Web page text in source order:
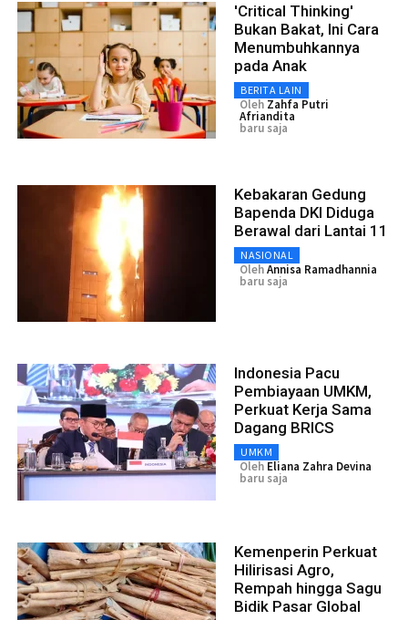
'Critical Thinking'
Bukan Bakat, Ini Cara
Menumbuhkannya
pada Anak
BERITA LAIN
Oleh Zahfa Putri
Afriandita
baru saja
Kebakaran Gedung
Bapenda DKI Diduga
Berawal dari Lantai 11
NASIONAL
OlehAnnisa Ramadhannia
baru saja
Indonesia Pacu
Pembiayaan UMKM,
Perkuat Kerja Sama
Dagang BRICS
UMKM
Oleh Eliana Zahra Devina
baru saja
Kemenperin Perkuat
Hilirisasi Agro,
Rempah hingga Sagu
Bidik Pasar Global